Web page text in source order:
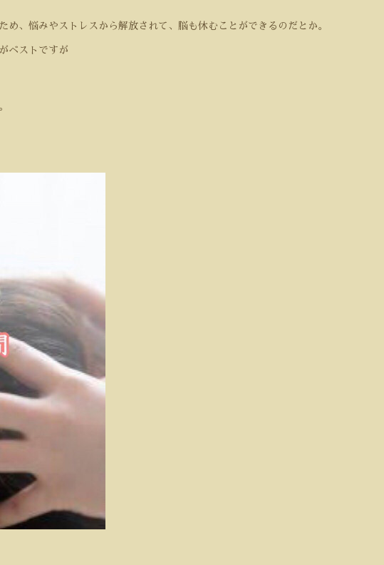
、悩みやストレスから解放されて、脳も休むことができるのだとか。
ベストですが